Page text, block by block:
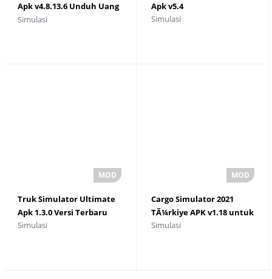
Apk v4.8.13.6 Unduh Uang
dan Emas Tanpa Batas
Simulasi
Apk v5.4
Simulasi
Truk Simulator Ultimate
Apk 1.3.0 Versi Terbaru
Simulasi
Cargo Simulator 2021
TÃ¼rkiye APK v1.18 untuk
Unduhan Android
Simulasi